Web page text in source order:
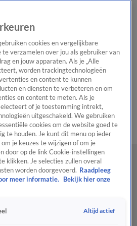
Het beste van Hart
Tip de
WeerTip de redactiePanelVideo's
cookies en vergelijkbare
verzamelen over jou als gebruiker van
en jouw apparaten. Als je „Alle
worden trackingtechnologieën
en content te kunnen
en diensten te verbeteren en om
en content te meten. Als je
of je toestemming intrekt,
uitgeschakeld. We gebruiken
cookies om de website goed te
te houden. Je kunt dit menu op ieder
je keuzes te wijzigen of om je
door op de link Cookie-instellingen
klikken. Je selecties zullen overal
worden doorgevoerd. Raadpleeg
meer informatie.
Bekijk hier onze
Altijd actief